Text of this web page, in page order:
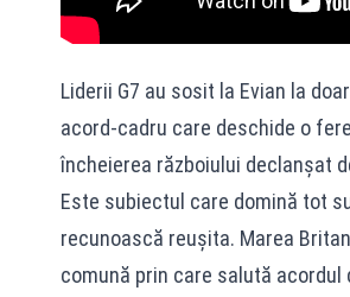
Liderii G7 au sosit la Evian la
acord‑cadru care deschide o
încheierea războiului declanșat
Este subiectul care domină tot
recunoască reușita. Marea
comună prin care salută